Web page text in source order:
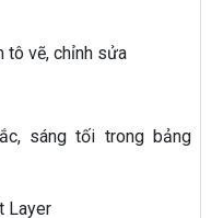
tô vẽ, chỉnh sửa
sáng tối trong bảng
Layer